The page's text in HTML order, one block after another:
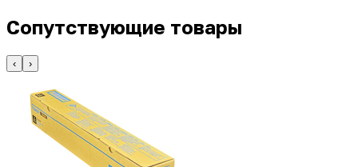
Сопутствующие товары
‹ ›